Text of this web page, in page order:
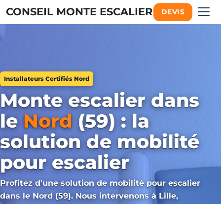
CONSEIL MONTE ESCALIER DEVIS
Installateurs Certifiés Nord
Monte escalier dans
le Nord (59) : la
solution de mobilité
pour escalier
Profitez d'une solution de mobilité pour escalier
dans le Nord (59). Nous intervenons à Lille,